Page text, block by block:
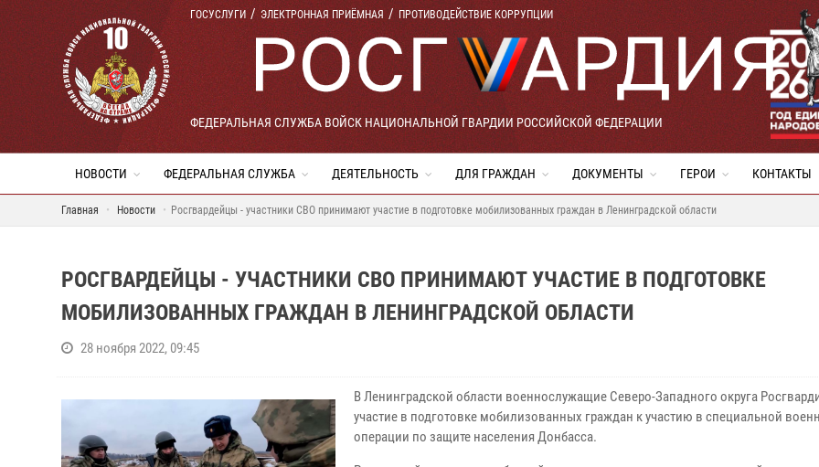
ГОСУСЛУГИ ЭЛЕКТРОННАЯ ПРИЁМНАЯ ПРОТИВОДЕЙСТВИЕ КОРРУПЦИИ
ФЕДЕРАЛЬНАЯ СЛУЖБА ВОЙСК НАЦИОНАЛЬНОЙ ГВАРДИИ РОССИЙСКОЙ ФЕДЕРАЦИИ
НОВОСТИ ФЕДЕРАЛЬНАЯ СЛУЖБА ДЕЯТЕЛЬНОСТЬ ДЛЯ ГРАЖДАН ДОКУМЕНТЫ ГЕРОИ КОНТАКТЫ
Главная Новости Росгвардейцы - участники СВО принимают участие в подготовке мобилизованных граждан в Ленинградской области
РОСГВАРДЕЙЦЫ - УЧАСТНИКИ СВО ПРИНИМАЮТ УЧАСТИЕ В ПОДГОТОВКЕ
МОБИЛИЗОВАННЫХ ГРАЖДАН В ЛЕНИНГРАДСКОЙ ОБЛАСТИ
28 ноября 2022, 09:45
В Ленинградской области военнослужащие Северо-Западного округа
участие в подготовке мобилизованных граждан к участию в специальной
операции по защите населения Донбасса.